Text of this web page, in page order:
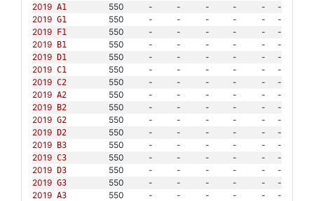
2019 A1 550 - - - - -
-
2019 G1 550 - - - - -
-
2019 F1 550 - - - - -
-
2019 B1 550 - - - - -
-
2019 D1 550 - - - - -
-
2019 C1 550 - - - - -
-
2019 C2 550 - - - - -
-
2019 A2 550 - - - - -
-
2019 B2 550 - - - - -
-
2019 G2 550 - - - - -
-
2019 D2 550 - - - - -
-
2019 B3 550 - - - - -
-
2019 C3 550 - - - - -
-
2019 D3 550 - - - - -
-
2019 G3 550 - - - - -
-
2019 A3 550 - - - - -
-